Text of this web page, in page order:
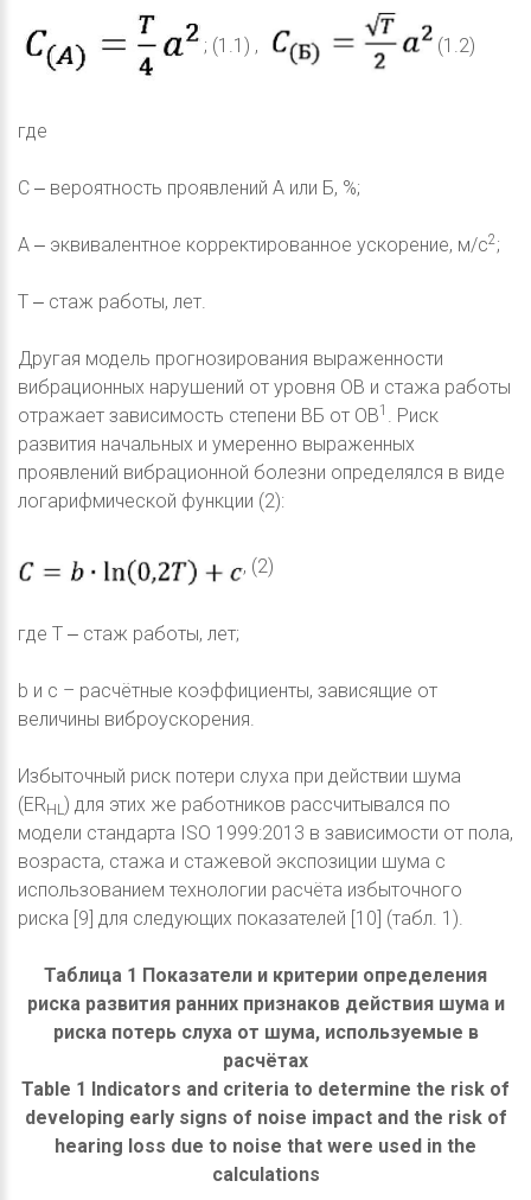
; (1.1) , (1.2)
где
С ‒ вероятность проявлений А или Б, %;
А ‒ эквивалентное корректированное ускорение, м/с2;
Т ‒ стаж работы, лет.
Другая модель прогнозирования выраженности
вибрационных нарушений от уровня ОВ и стажа работы
отражает зависимость степени ВБ от ОВ1 . Риск
развития начальных и умеренно выраженных
проявлений вибрационной болезни определялся в виде
логарифмической функции (2):
, (2)
где T ‒ стаж работы, лет;
b и c – расчётные коэффициенты, зависящие от
величины виброускорения.
Избыточный риск потери слуха при действии шума
(ЕRHL) для этих же работников рассчитывался по
модели стандарта ISO 1999:2013 в зависимости от пола,
возраста, стажа и стажевой экспозиции шума с
использованием технологии расчёта избыточного
риска [9] для следующих показателей [10] (табл. 1).
Таблица 1 Показатели и критерии определения
риска развития ранних признаков действия шума и
риска потерь слуха от шума, используемые в
расчётах
Table 1 Indicators and criteria to determine the risk of
developing early signs of noise impact and the risk of
hearing loss due to noise that were used in the
calculations